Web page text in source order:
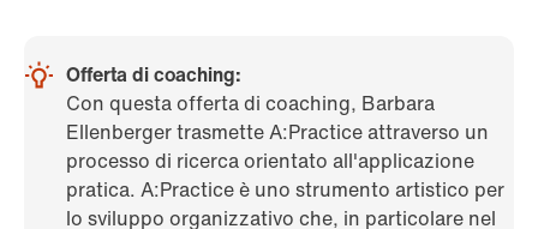
Offerta di coaching:
Con questa offerta di coaching, Barbara
Ellenberger trasmette A:Practice attraverso un
processo di ricerca orientato all'applicazione
pratica. A:Practice è uno strumento artistico per
lo sviluppo organizzativo che, in particolare nel